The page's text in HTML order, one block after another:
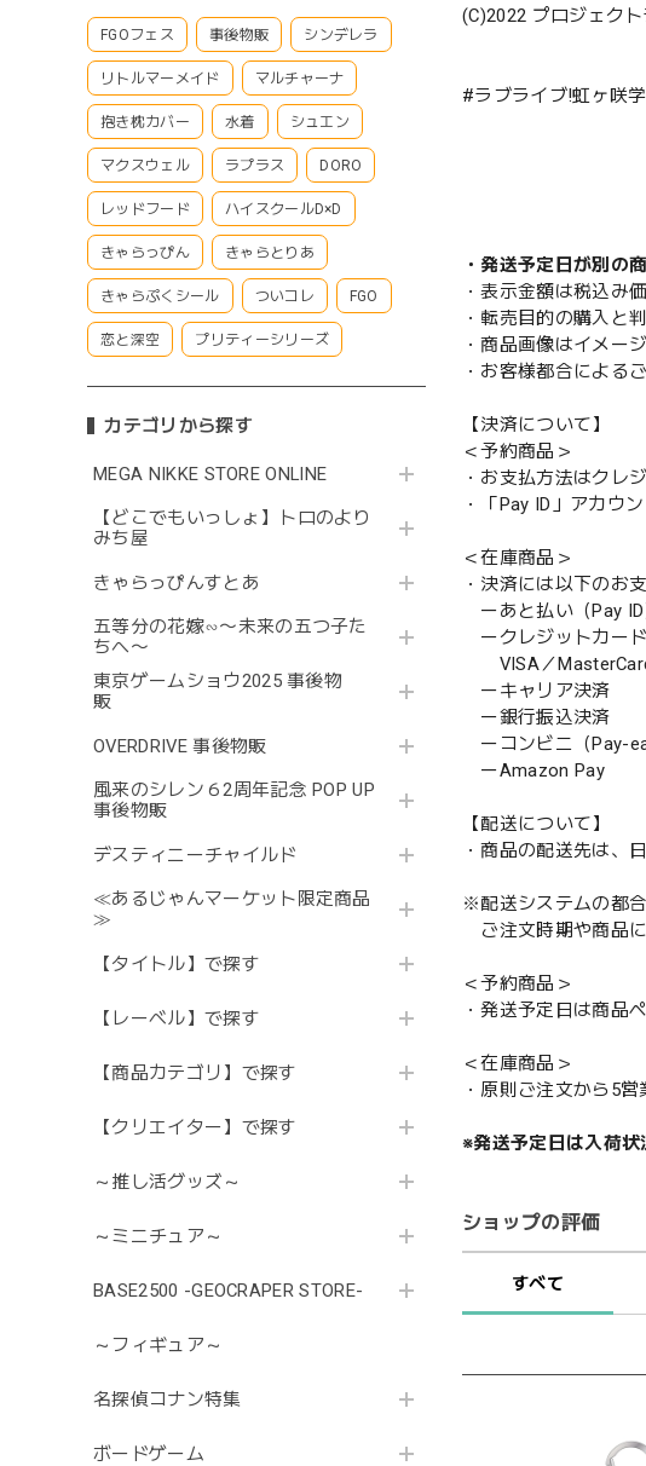
FGOフェス 事後物販 シンデレラ
リトルマーメイド マルチャーナ
抱き枕カバー 水着 シュエン
マクスウェル ラプラス DORO
レッドフード ハイスクールD×D
きゃらっぴん きゃらとりあ
きゃらぷくシール ついコレ FGO
恋と深空 プリティーシリーズ
カテゴリから探す
MEGA NIKKE STORE ONLINE
【どこでもいっしょ】トロのより
みち屋
きゃらっぴんすとあ
五等分の花嫁∽〜未来の五つ子た
ちへ〜
東京ゲームショウ2025 事後物
販
OVERDRIVE 事後物販
風来のシレン６2周年記念 POP UP
事後物販
デスティニーチャイルド
≪あるじゃんマーケット限定商品
≫
【タイトル】で探す
【レーベル】で探す
【商品カテゴリ】で探す
【クリエイター】で探す
～推し活グッズ～
～ミニチュア～
BASE2500 -GEOCRAPER STORE-
～フィギュア～
名探偵コナン特集
ボードゲーム
(C)2022 プロジェク
#ラブライブ!虹ヶ咲
・発送予定日が別の
・表示金額は税込み
・転売目的の購入と
・商品画像はイメー
・お客様都合による
【決済について】
＜予約商品＞
・お支払方法はクレ
・「Pay ID」アカウ
＜在庫商品＞
・決済には以下のお
ーあと払い（Pay ID
ークレジットカー
VISA／MasterCard
ーキャリア決済
ー銀行振込決済
ーコンビニ（Pay-
ーAmazon Pay
【配送について】
・商品の配送先は、
※配送システムの都
ご注文時期や商品
＜予約商品＞
・発送予定日は商品
＜在庫商品＞
・原則ご注文から5
※発送予定日は入荷状
ショップの評価
すべて